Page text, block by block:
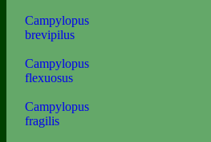
Campylopus
brevipilus
Campylopus
flexuosus
Campylopus
fragilis